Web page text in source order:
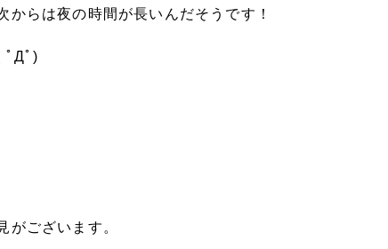
らは夜の時間が長いんだそうです！
ﾟДﾟ)
がございます。